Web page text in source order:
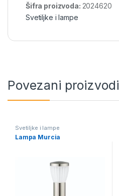
Šifra proizvoda: 2024620
Svetiljke i lampe
Povezani proizvodi
Svetiljke i lampe
Lampa Murcia